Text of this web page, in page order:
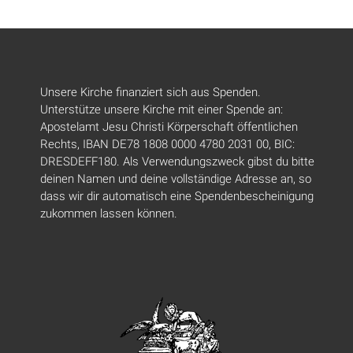
Unsere Kirche finanziert sich aus Spenden.
Unterstütze unsere Kirche mit einer Spende an:
Apostelamt Jesu Christi Körperschaft öffentlichen
Rechts, IBAN DE78 1808 0000 4780 2031 00, BIC:
DRESDEFF180. Als Verwendungszweck gibst du bitte
deinen Namen und deine vollständige Adresse an, so
dass wir dir automatisch eine Spendenbescheinigung
zukommen lassen können.